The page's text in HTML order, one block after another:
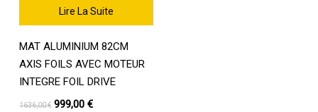
Lire La Suite
MAT ALUMINIUM 82CM
AXIS FOILS AVEC MOTEUR
INTEGRE FOIL DRIVE
1636,00€ Le
999,00 €Le